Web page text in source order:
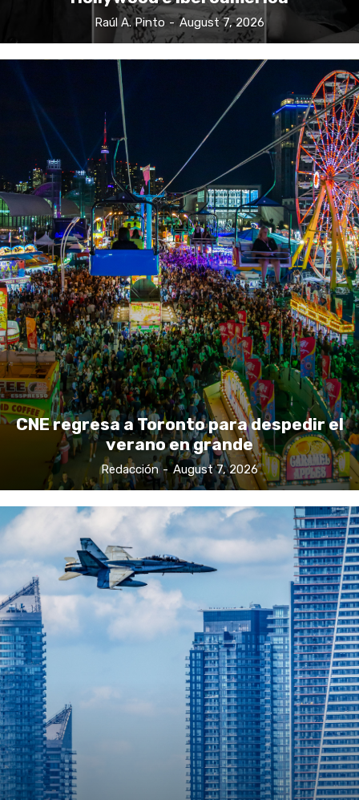
Hollywood e Iberoamérica
Raúl A. Pinto August 7, 2026
CNE regresa a Toronto para despedir el
verano en grande
Redacción - August 7, 2026